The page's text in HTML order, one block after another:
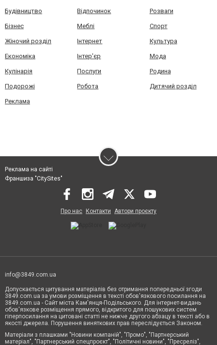
Будівництво Відпочинок Розваги
Бізнес Меблі Спорт
Жіночий розділ Інтернет Культура
Економіка Інтер'єр Мода
Кулінарія Послуги Родина
Подорожі Робота Дитячий розділ
Реклама
Реклама на сайті
Франшиза "CitySites"
Про нас Контакти Автори проєкту
info@3849.com.ua
Допускається цитування матеріалів без отримання попередньої згоди
3849.com.ua за умови розміщення в тексті обов'язкового посилання на
3849.com.ua - Сайт міста Кам'янця-Подільського. Для інтернет-видань
обов'язкове розміщення прямого, відкритого для пошукових систем
гіперпосилання на цитовані статті не нижче другого абзацу в тексті або в
якості джерела. Порушення виняткових прав переслідується Законом.
Матеріали з плашками "Новини компаній", "Промо", "Партнерський
матеріал", "Партнерський спецпроєкт", "Політичні новини", "Пресреліз",